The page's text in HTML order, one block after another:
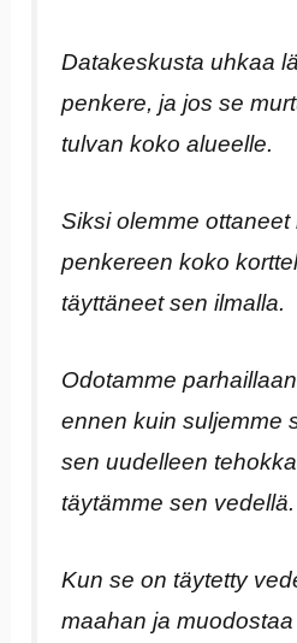
Datakeskusta uhkaa
penkere, ja jos se
tulvan koko alueelle.
Siksi olemme ottaneet
penkereen koko
täyttäneet sen ilmalla.
Odotamme
ennen kuin suljemme
sen uudelleen
täytämme sen vedellä.
Kun se on täytetty
maahan ja